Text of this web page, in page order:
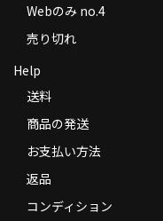
Webのみ no.4
売り切れ
Help
送料
商品の発送
お支払い方法
返品
コンディション